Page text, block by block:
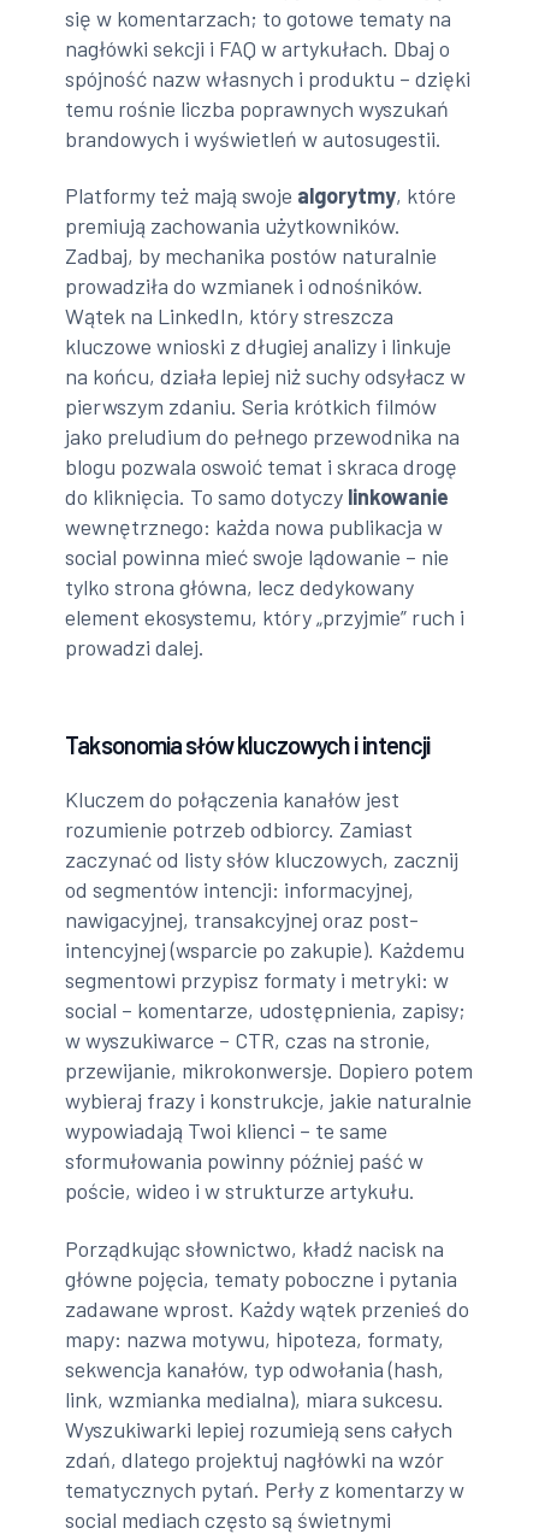
się w komentarzach; to gotowe tematy na
nagłówki sekcji i FAQ w artykułach. Dbaj o
spójność nazw własnych i produktu – dzięki
temu rośnie liczba poprawnych wyszukań
brandowych i wyświetleń w autosugestii.
Platformy też mają swoje algorytmy, które
premiują zachowania użytkowników.
Zadbaj, by mechanika postów naturalnie
prowadziła do wzmianek i odnośników.
Wątek na LinkedIn, który streszcza
kluczowe wnioski z długiej analizy i linkuje
na końcu, działa lepiej niż suchy odsyłacz w
pierwszym zdaniu. Seria krótkich filmów
jako preludium do pełnego przewodnika na
blogu pozwala oswoić temat i skraca drogę
do kliknięcia. To samo dotyczy linkowanie
wewnętrznego: każda nowa publikacja w
social powinna mieć swoje lądowanie – nie
tylko strona główna, lecz dedykowany
element ekosystemu, który „przyjmie” ruch i
prowadzi dalej.
Taksonomia słów kluczowych i intencji
Kluczem do połączenia kanałów jest
rozumienie potrzeb odbiorcy. Zamiast
zaczynać od listy słów kluczowych, zacznij
od segmentów intencji: informacyjnej,
nawigacyjnej, transakcyjnej oraz post-
intencyjnej (wsparcie po zakupie). Każdemu
segmentowi przypisz formaty i metryki: w
social – komentarze, udostępnienia, zapisy;
w wyszukiwarce – CTR, czas na stronie,
przewijanie, mikrokonwersje. Dopiero potem
wybieraj frazy i konstrukcje, jakie naturalnie
wypowiadają Twoi klienci – te same
sformułowania powinny później paść w
poście, wideo i w strukturze artykułu.
Porządkując słownictwo, kładź nacisk na
główne pojęcia, tematy poboczne i pytania
zadawane wprost. Każdy wątek przenieś do
mapy: nazwa motywu, hipoteza, formaty,
sekwencja kanałów, typ odwołania (hash,
link, wzmianka medialna), miara sukcesu.
Wyszukiwarki lepiej rozumieją sens całych
zdań, dlatego projektuj nagłówki na wzór
tematycznych pytań. Perły z komentarzy w
social mediach często są świetnymi